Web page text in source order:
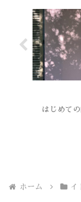
はじめて
ホーム イ